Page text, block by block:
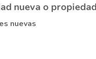
nueva o
nuevas